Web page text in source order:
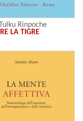
Rinpoche
LA TIGRE